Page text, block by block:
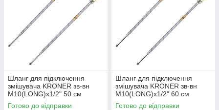
Шланг для підключення
змішувача KRONER зв-вн
M10(LONG)x1/2" 50 см
297362 CV036711
Готово до відправки
Шланг для підключення
змішувача KRONER зв-вн
M10(LONG)x1/2" 60 см
297363 CV036712
Готово до відправки